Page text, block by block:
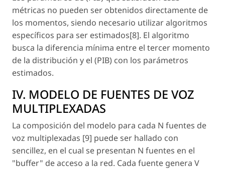
métricas no pueden ser obtenidos directamente de
los momentos, siendo necesario utilizar algoritmos
específicos para ser estimados[8]. El algoritmo
busca la diferencia mínima entre el tercer momento
de la distribución y el (PIB) con los parámetros
estimados.
IV. MODELO DE FUENTES DE VOZ
MULTIPLEXADAS
La composición del modelo para cada N fuentes de
voz multiplexadas [9] puede ser hallado con
sencillez, en el cual se presentan N fuentes en el
"buffer" de acceso a la red. Cada fuente genera V